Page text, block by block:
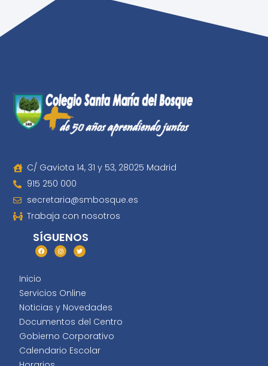
C/ Gaviota 14, 31 y 53, 28025 Madrid
915 250 000
secretaria@smbosque.es
Trabaja con nosotros
Inicio
Servicios Online
Noticias y Novedades
Documentos del Centro
Gobierno Corporativo
Calendario Escolar
SÍGUENOS